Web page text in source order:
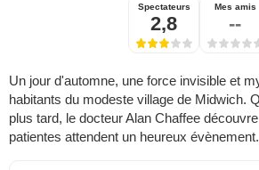
Spectateurs
2,8
Mes amis
--
Un jour d'automne, une force invisible et
habitants du modeste village de Midwich.
plus tard, le docteur Alan Chaffee
patientes attendent un heureux évènement.